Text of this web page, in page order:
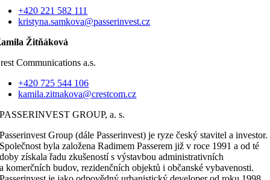
+420 221 582 111
kristyna.samkova@passerinvest.cz
Žitňáková
Communications a.s.
+420 725 544 106
kamila.zitnakova@crestcom.cz
PASSERINVEST GROUP, a. s.
Passerinvest Group (dále Passerinvest) je ryze český stavitel a investor.
Společnost byla založena Radimem Passerem již v roce 1991 a od té
doby získala řadu zkušeností s výstavbou administrativních
a komerčních budov, rezidenčních objektů i občanské vybavenosti.